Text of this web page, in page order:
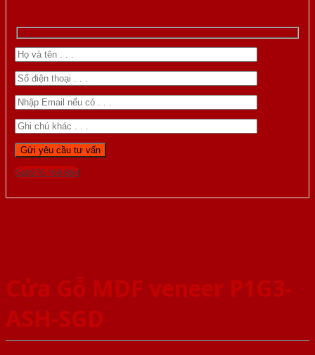
Gọi 0976.169.864
Cửa Gỗ MDF veneer P1G3-
ASH-SGD